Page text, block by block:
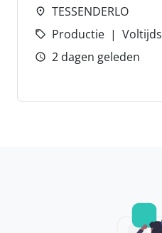
TESSENDERLO
Productie
Voltijds
2 dagen geleden